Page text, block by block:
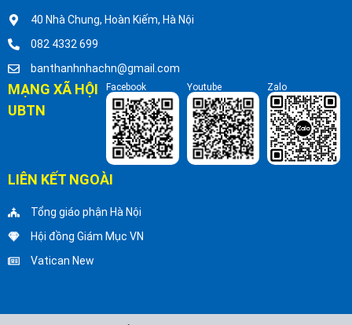
40 Nhà Chung, Hoàn Kiếm, Hà Nội
082 4332 699
banthanhnhachn@gmail.com
MẠNG XÃ HỘI
UBTN
Facebook Youtube Zalo
LIÊN KẾT NGOÀI
Tổng giáo phận Hà Nội
Hội đồng Giám Mục VN
Vatican New